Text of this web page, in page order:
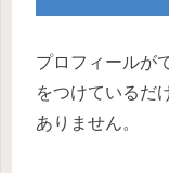
プロフィールが
をつけているだ
ありません。